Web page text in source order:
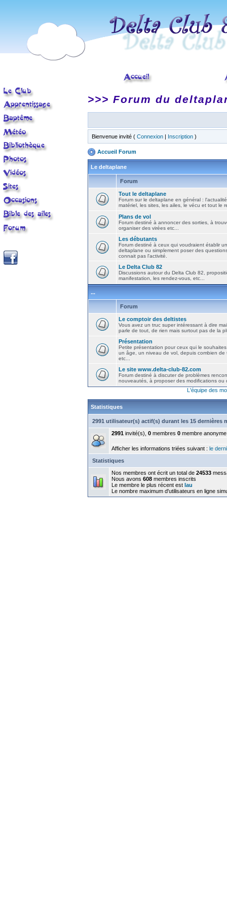
>>> Forum du
Bienvenue invité ( Connexion | Inscription )
Accueil Forum
Le deltaplane
Forum
Tout le deltaplane
Forum sur le deltaplane en général :
matériel, les sites, les ailes, le vécu et tout le
Plans de vol
Forum destiné à annoncer des sorties, à
organiser des virées etc...
Les débutants
Forum destiné à ceux qui voudraient établir
deltaplane ou simplement poser des
connait pas l'activité.
Le Delta Club 82
Discussions autour du Delta Club 82,
manifestation, les rendez-vous, etc...
...
Forum
Le comptoir des deltistes
Vous avez un truc super intéressant à dire
parle de tout, de rien mais surtout pas de la
Présentation
Petite présentation pour ceux qui le
un âge, un niveau de vol, depuis combien de
etc...
Le site www.delta-club-82.com
Forum destiné à discuter de problèmes
nouveautés, à proposer des modifications ou
L'équipe des
Statistiques
2991 utilisateur(s) actif(s) durant les 15 dernières
2991 invité(s), 0 membres 0 membre anonyme
Afficher les informations triées suivant : le
Statistiques
Nos membres ont écrit un total de 24533
Nous avons 608 membres inscrits
Le membre le plus récent est lau
Le nombre maximum d'utilisateurs en ligne